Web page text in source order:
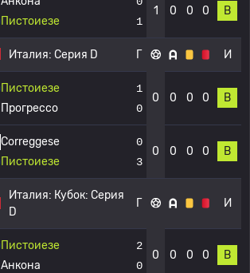
Пистоиезе
1
1 0 0 0 В
Италия: Серия D Г И
Пистоиезе
Прогрессо
1
0
0 0 0 0 В
Correggese
Пистоиезе
0
3
0 0 0 0 В
Италия: Кубок: Серия
D
Г И
Пистоиезе
Анкона
2
0
0 0 0 0 В